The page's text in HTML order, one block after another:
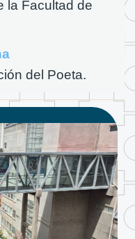
la Facultad de
del Poeta.